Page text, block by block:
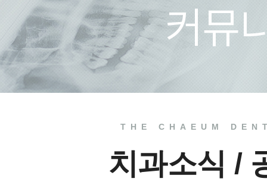
치료 전
THE CHAEUM
치과소식 /